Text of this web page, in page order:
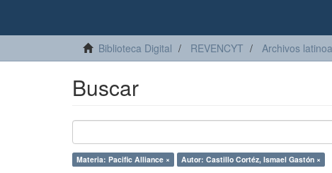
Biblioteca Digital REVENCYT Archivos
Buscar
Materia: Pacific Alliance × Autor: Castillo Cortéz, Ismael Gastón ×